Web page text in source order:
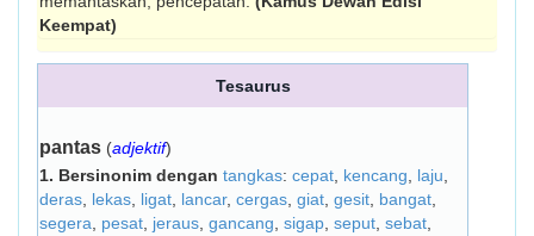
Keempat)
Tesaurus
pantas (adjektif)
1. Bersinonim dengan tangkas: cepat kencang laju
deras lekas ligat lancar, cergas giat gesit bangat
segera
pesat jeraus gancang sigap seput sebat